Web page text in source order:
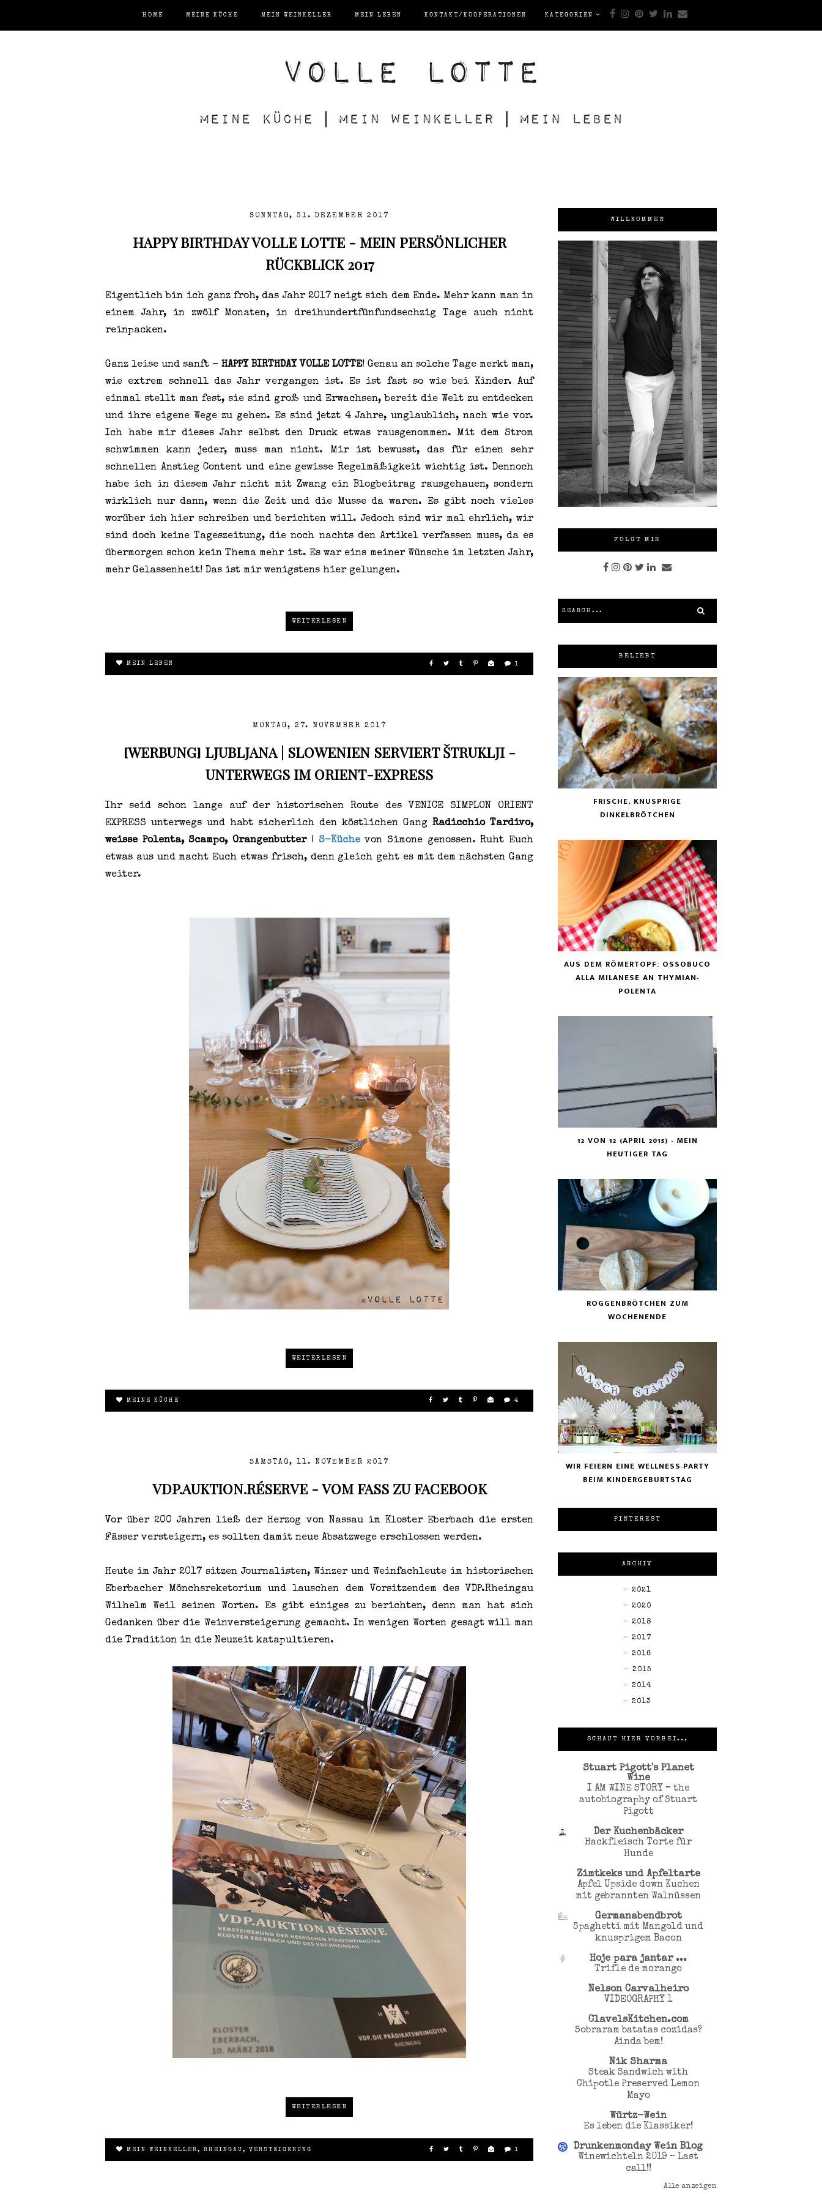
HOME MEINE KÜCHE MEIN WEINKELLER MEIN LEBEN KONTAKT/KOOPERATIONEN KATEGORIEN
SONNTAG, 31. DEZEMBER 2017
HAPPY BIRTHDAY VOLLE LOTTE - MEIN PERSÖNLICHER
RÜCKBLICK 2017
Eigentlich bin ich ganz froh, das Jahr 2017 neigt sich dem Ende. Mehr kann man in
einem Jahr, in zwölf Monaten, in dreihundertfünfundsechzig Tage auch nicht
reinpacken.
Ganz leise und sanft - HAPPY BIRTHDAY VOLLE LOTTE! Genau an solche Tage merkt man,
wie extrem schnell das Jahr vergangen ist. Es ist fast so wie bei Kinder. Auf
einmal stellt man fest, sie sind groß und Erwachsen, bereit die Welt zu entdecken
und ihre eigene Wege zu gehen. Es sind jetzt 4 Jahre, unglaublich, nach wie vor.
Ich habe mir dieses Jahr selbst den Druck etwas rausgenommen. Mit dem Strom
schwimmen kann jeder, muss man nicht. Mir ist bewusst, das für einen sehr
schnellen Anstieg Content und eine gewisse Regelmäßigkeit wichtig ist. Dennoch
habe ich in diesem Jahr nicht mit Zwang ein Blogbeitrag rausgehauen, sondern
wirklich nur dann, wenn die Zeit und die Musse da waren. Es gibt noch vieles
worüber ich hier schreiben und berichten will. Jedoch sind wir mal ehrlich, wir
sind doch keine Tageszeitung, die noch nachts den Artikel verfassen muss, da es
übermorgen schon kein Thema mehr ist. Es war eins meiner Wünsche im letzten Jahr,
mehr Gelassenheit! Das ist mir wenigstens hier gelungen.
WEITERLESEN
MEIN LEBEN 1
MONTAG, 27. NOVEMBER 2017
[WERBUNG] LJUBLJANA | SLOWENIEN SERVIERT ŠTRUKLJI -
UNTERWEGS IM ORIENT-EXPRESS
Ihr seid schon lange auf der historischen Route des VENICE SIMPLON ORIENT
EXPRESS unterwegs und habt sicherlich den köstlichen Gang Radicchio Tardivo,
weisse Polenta, Scampo, Orangenbutter| S-Küche von Simone genossen. Ruht Euch
etwas aus und macht Euch etwas frisch, denn gleich geht es mit dem nächsten Gang
weiter.
WEITERLESEN
MEINE KÜCHE 4
SAMSTAG, 11. NOVEMBER 2017
VDP.AUKTION.RÉSERVE - VOM FASS ZU FACEBOOK
Vor über 200 Jahren ließ der Herzog von Nassau im Kloster Eberbach die ersten
Fässer versteigern, es sollten damit neue Absatzwege erschlossen werden.
Heute im Jahr 2017 sitzen Journalisten, Winzer und Weinfachleute im historischen
Eberbacher Mönchsreketorium und lauschen dem Vorsitzendem des VDP.Rheingau
Wilhelm Weil seinen Worten. Es gibt einiges zu berichten, denn man hat sich
Gedanken über die Weinversteigerung gemacht. In wenigen Worten gesagt will man
die Tradition in die Neuzeit katapultieren.
WEITERLESEN
MEIN WEINKELLER , RHEINGAU , VERSTEIGERUNG 1
WILLKOMMEN
FOLGT MIR
BELIEBT
FRISCHE, KNUSPRIGE
DINKELBRÖTCHEN
AUS DEM RÖMERTOPF: OSSOBUCO
ALLA MILANESE AN THYMIAN-
POLENTA
12 VON 12 (APRIL 2015) - MEIN
HEUTIGER TAG
ROGGENBRÖTCHEN ZUM
WOCHENENDE
WIR FEIERN EINE WELLNESS-PARTY
BEIM KINDERGEBURTSTAG
PINTEREST
ARCHIV
►2021
►2020
►2018
▼2017
►2016
►2015
►2014
►2013
SCHAUT HIER VORBEI...
Stuart Pigott's Planet
Wine
I AM WINE STORY – the
autobiography of Stuart
Pigott
Der Kuchenbäcker
Hackfleisch Torte für
Hunde
Zimtkeks und Apfeltarte
Apfel Upside down Kuchen
mit gebrannten Walnüssen
Germanabendbrot
Spaghetti mit Mangold und
knusprigem Bacon
Hoje para jantar ...
Trifle de morango
Nelson Carvalheiro
VIDEOGRAPHY 1
ClavelsKitchen.com
Sobraram batatas cozidas?
Ainda bem!
Nik Sharma
Steak Sandwich with
Chipotle Preserved Lemon
Mayo
Würtz-Wein
Es leben die Klassiker!
Drunkenmonday Wein Blog
Winewichteln 2019 – Last
call!!
Alle anzeigen